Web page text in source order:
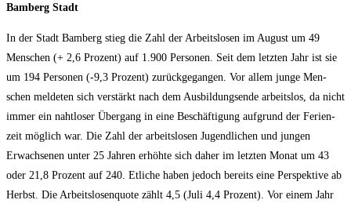
Bam­berg Stadt
In der Stadt Bam­berg stieg die Zahl der Arbeits­lo­sen im August um 49
Men­schen (+ 2,6 Pro­zent) auf 1.900 Per­so­nen. Seit dem letz­ten Jahr ist sie
um 194 Per­so­nen (-9,3 Pro­zent) zurück­ge­gan­gen. Vor allem jun­ge Men­
schen mel­de­ten sich ver­stärkt nach dem Aus­bil­dungs­en­de arbeits­los, da nicht
immer ein naht­lo­ser Über­gang in eine Beschäf­ti­gung auf­grund der Feri­en­
zeit mög­lich war. Die Zahl der arbeits­lo­sen Jugend­li­chen und jun­gen
Erwach­se­nen unter 25 Jah­ren erhöh­te sich daher im letz­ten Monat um 43
oder 21,8 Pro­zent auf 240. Etli­che haben jedoch bereits eine Per­spek­ti­ve ab
Herbst. Die Arbeits­lo­sen­quo­te zählt 4,5 (Juli 4,4 Pro­zent). Vor einem Jahr